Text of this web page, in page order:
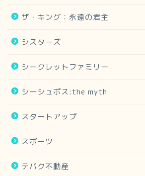
ザ・キング：永遠の君主
シスターズ
シークレットファミリー
シーシュポス:the myth
スタートアップ
スポーツ
テバク不動産